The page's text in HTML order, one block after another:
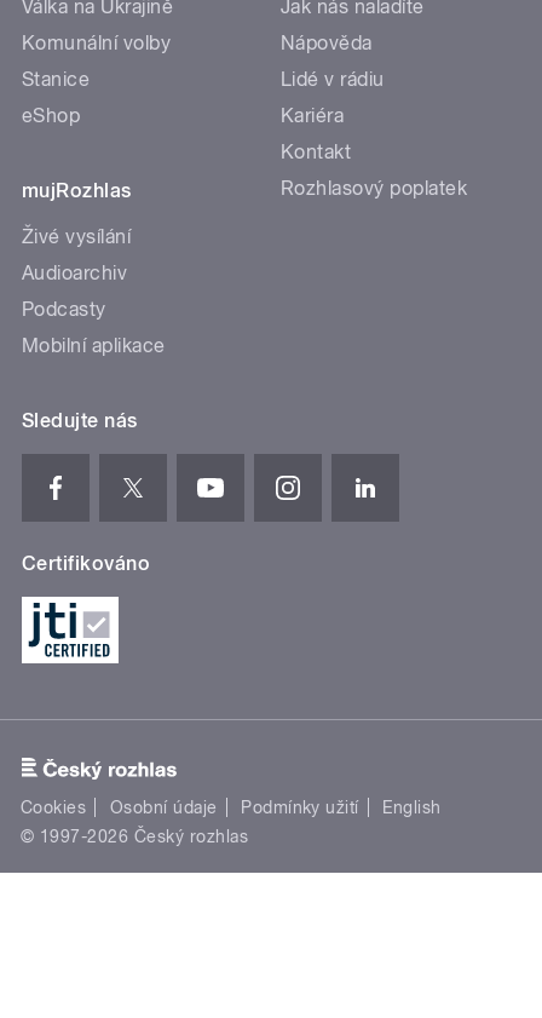
Válka na Ukrajině
Komunální volby
Stanice
eShop
mujRozhlas
Živé vysílání
Audioarchiv
Podcasty
Mobilní aplikace
Jak nás naladíte
Nápověda
Lidé v rádiu
Kariéra
Kontakt
Rozhlasový poplatek
Sledujte nás
Certifikováno
Cookies Osobní údaje Podmínky užití
English
© 1997-2026 Český rozhlas